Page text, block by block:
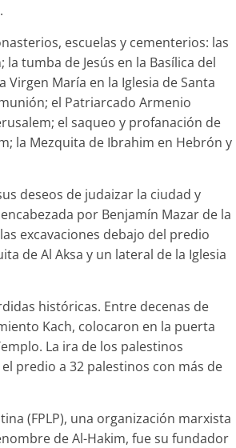
escuelas y cementerios: las
tumba de Jesús en la Basílica del
María en la Iglesia de Santa
el Patriarcado Armenio
el saqueo y profanación de
la Mezquita de Ibrahim en Hebrón y
deseos de judaizar la ciudad y
por Benjamín Mazar de la
excavaciones debajo del predio
de Al Aksa y un lateral de la Iglesia
históricas. Entre decenas de
Kach, colocaron en la puerta
La ira de los palestinos
predio a 32 palestinos con más de
(FPLP), una organización marxista
de Al-Hakim, fue su fundador